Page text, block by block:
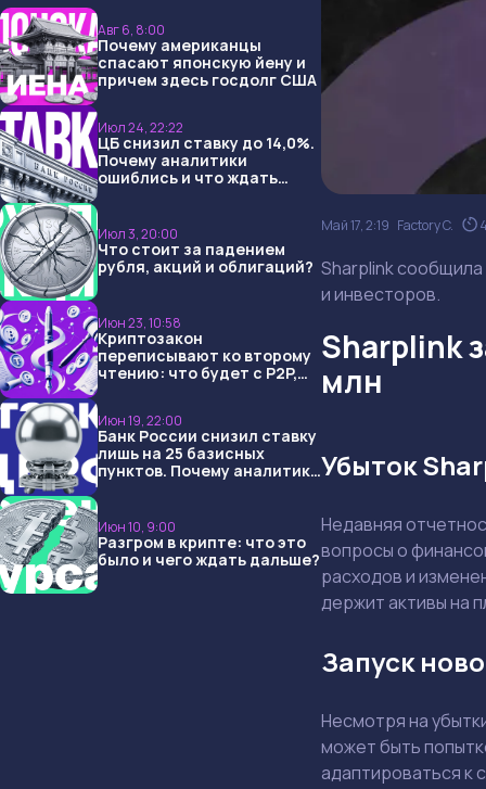
Авг 6, 8:00
Почему американцы
спасают японскую йену и
причем здесь госдолг США
Июл 24, 22:22
ЦБ снизил ставку до 14,0%.
Почему аналитики
ошиблись и что ждать
Июл 3, 20:00
Что стоит за падением
рубля, акций и облигаций?
Июн 23, 10:58
Криптозакон
переписывают ко второму
чтению: что будет с P2P,
Июн 19, 22:00
Банк России снизил ставку
лишь на 25 базисных
пунктов. Почему аналитики
Июн 10, 9:00
Разгром в крипте: что это
было и чего ждать дальше?
Май 17, 2:19 Factory C.
Sharplink сообщила
и инвесторов.
Sharplink
млн
Убыток
Недавняя
вопросы о
расходов и
держит активы на
Запуск
Несмотря на
может быть
адаптироваться к